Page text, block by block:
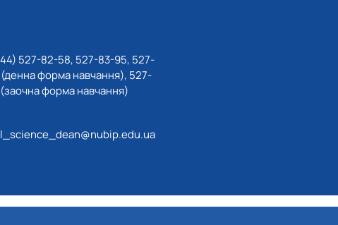
527-82-58, 527-83-95, 527-
форма навчання), 527-
форма навчання)